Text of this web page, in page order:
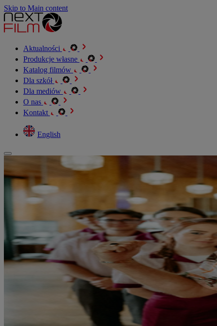
Skip to Main content
Aktualności
Produkcje własne
Katalog filmów
Dla szkół
Dla mediów
O nas
Kontakt
English